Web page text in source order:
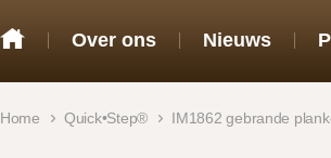
Over ons Nieuws
Home Quick•Step® IM1862 gebrande